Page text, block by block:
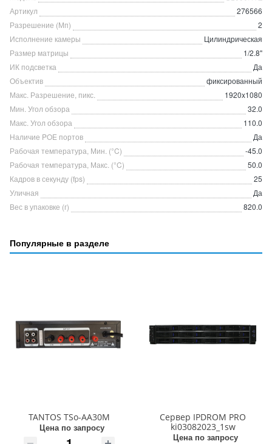
Артикул
276566
Разрешение (Мп)
2
Исполнение камеры
Цилиндрическая
Размер матрицы
1/2.8"
ИК подсветка
Да
Объектив
фиксированный
Макс. Разрешение, пикс.
1920x1080
Мин. Угол обзора
32.0
Макс. Угол обзора
110.0
Наличие POE портов
Да
Рабочая температура, Мин. (°C)
-45.0
Рабочая температура, Макс. (°C)
50.0
Кадров в секунду (fps)
25
Уличная
Да
Вес в упаковке (г)
820.0
Популярные в разделе
TANTOS TSo-AA30M
Цена по запросу
Сервер IPDROM PRO
ki03082023_1sw
Цена по запросу